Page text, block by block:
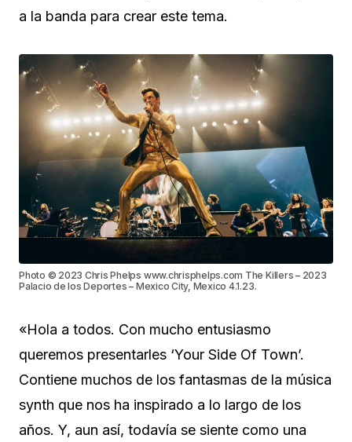
a la banda para crear este tema.
Photo © 2023 Chris Phelps www.chrisphelps.com The Killers – 2023
Palacio de los Deportes – Mexico City, Mexico 4.1.23.
«Hola a todos. Con mucho entusiasmo
queremos presentarles ‘Your Side Of Town’.
Contiene muchos de los fantasmas de la música
synth que nos ha inspirado a lo largo de los
años. Y, aun así, todavía se siente como una